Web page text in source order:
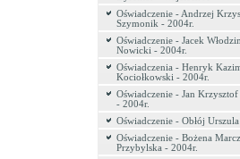
Oświadczenie - Andrzej
Szymonik - 2004r.
Oświadczenie - Jacek
Nowicki - 2004r.
Oświadczenia - Henryk
Kociołkowski - 2004r.
Oświadczenie - Jan Krzysztof
- 2004r.
Oświadczenie - Obłój
Oświadczenie - Bożena
Przybylska - 2004r.